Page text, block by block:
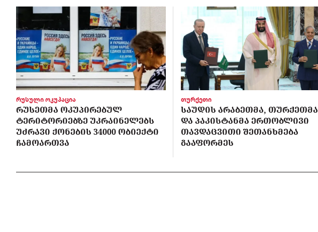
რუსული ოკუპაცია
ᲠᲣᲡᲔᲗᲛᲐ ᲝᲙᲣᲞᲘᲠᲔᲑᲣᲚ
ᲢᲔᲠᲘᲢᲝᲠᲘᲔᲑᲖᲔ ᲣᲙᲠᲐᲘᲜᲔᲚᲔᲑᲡ
ᲣᲫᲠᲐᲕᲘ ᲥᲝᲜᲔᲑᲘᲡ 34000 ᲝᲑᲘᲔᲥᲢᲘ
ᲩᲐᲛᲝᲐᲠᲗᲕᲐ
თურქეთი
ᲡᲐᲣᲓᲘᲡ ᲐᲠᲐᲑᲔᲗᲛᲐ, ᲗᲣᲠᲥᲔᲗᲛᲐ
ᲓᲐ ᲞᲐᲙᲘᲡᲢᲐᲜᲛᲐ ᲔᲠᲗᲝᲑᲚᲘᲕᲘ
ᲗᲐᲕᲓᲐᲪᲕᲘᲗᲘ ᲨᲔᲗᲐᲜᲮᲛᲔᲑᲐ
ᲒᲐᲐᲤᲝᲠᲛᲔᲡ